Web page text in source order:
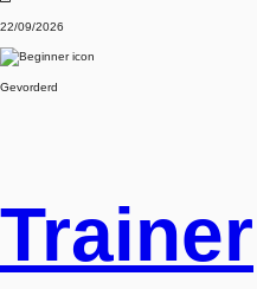
22/09/2026
Gevorderd
Trainer